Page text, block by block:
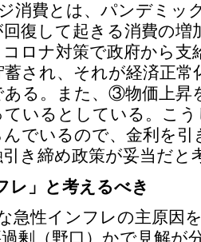
消費とは、パンデミッ
復して起きる消費の
ロナ対策で政府から支
され、それが経済正常
ある。また、③物価上昇
いるとしている。こ
んでいるので、金利を
き締め政策が妥当だと
レ」と考えるべき
急性インフレの主原因